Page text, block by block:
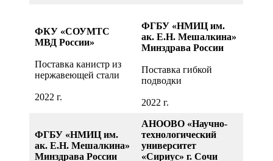
КАМЕНЬ»
Поставка сантехники
2021 г.
ЗДРАВООХРАНЕНИ
Я
Поставка соли
пищевой
таблетированной
2021 г.
РОССИИ ПО
НОВОСИБИРСКОЙ
ОБЛАСТИ
ГБУЗ НСО «ГКП №
21»
ФКУ «СОУМТС
МВД России»
Поставка канистр из
нержавеющей стали
2022 г.
ФГБУ «НМИЦ им.
ак. Е.Н. Мешалкина»
Минздрава России
Поставка гибкой
подводки
2022 г.
ФГБУ «НМИЦ им.
ак. Е.Н. Мешалкина»
Минздрава России
АНООВО «Научно-
технологический
университет
«Сириус» г. Сочи